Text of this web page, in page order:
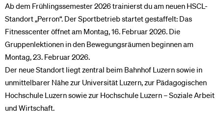
Ab dem Frühlingssemester 2026 trainierst du am neuen HSCL-
Standort „Perron“. Der Sportbetrieb startet gestaffelt: Das
Fitnesscenter öffnet am Montag, 16. Februar 2026. Die
Gruppenlektionen in den Bewegungsräumen beginnen am
Montag, 23. Februar 2026.
Der neue Standort liegt zentral beim Bahnhof Luzern sowie in
unmittelbarer Nähe zur Universität Luzern, zur Pädagogischen
Hochschule Luzern sowie zur Hochschule Luzern – Soziale Arbeit
und Wirtschaft.